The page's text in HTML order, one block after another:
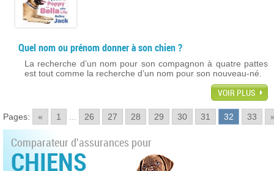
Quel nom ou prénom donner à son chien ?
La recherche d’un nom pour son compagnon à quatre pattes
est tout comme la recherche d’un nom pour son nouveau-né.
VOIR PLUS
Pages: « 1 26 27 28 29 30 31 32 33
Comparateur d'assurances pour
CHIENS